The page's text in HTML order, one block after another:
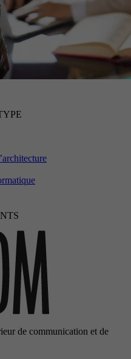
de communication et de